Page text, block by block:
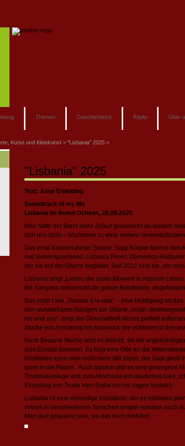
Themen Geschichte(n) Köpfe Über
Kunst und Kleinkunst "Lisbania" 2025
"Lisbania" 2025
Text: Anne Erpelding
Soundtrack of my life
Lisbania im Roten Ochsen, 28.09.2025
Man hätte der Band mehr Zulauf gewünscht an diesem
sich uns nicht – höchstens zu viele andere
Das erste Konzert dieser Saison. Siggi Körper führt in
mal vielversprechend: Lisbania Perez, Domenico-
der sie auf der Gitarre begleitet. Seit 2012 sind sie „ein
Lisbania singt „Lieder, die einen Moment in meinem
die Sängerin beherrscht die ganze Bandbreite:
Das erste Lied „Gracias a la vida“ – eine Huldigung an
den wunderbaren Klängen der Gitarre, ist ein
me and you“ zeigt die Gewandtheit dieses perfekt
Stücke von Armstrong bis Aznavour, die vollendet in den
Nach Besame Mucho wird es lebhaft, als die
zum Einsatz kommen. Es folgt eine Ode an die
Rhythmen kann man nicht mehr still sitzen, der Saal
dann in die Pause. Auch danach gibt es eine gelungene
Trommeleinlage und zum Abschluss ein deutsches Lied
Einschlag von Trude Herr (habe ich mir sagen lassen!)
Lisbania ist eine vielseitige Künstlerin, der es mühelos
virtuos in verschiedenen Sprachen singen sondern auch
Man darf gespannt sein, wo das noch hinführt!